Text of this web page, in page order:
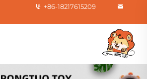
+86-18217615209